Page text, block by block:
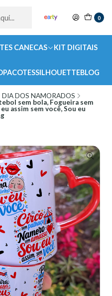
0
CANECAS KIT DIGITAIS
PACOTESSILHOUETTEBLOG
DIA DOS NAMORADOS
sem bola, Fogueira sem
assim sem você, Sou eu